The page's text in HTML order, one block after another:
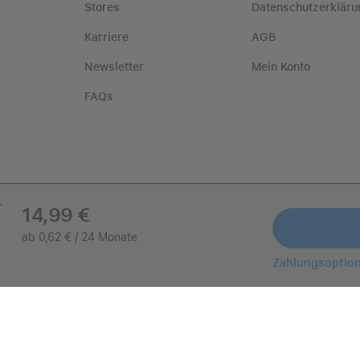
Stores
Karriere
Newsletter
FAQs
AGB
Mein Konto
14,99 €
ab 0,62 € / 24 Monate